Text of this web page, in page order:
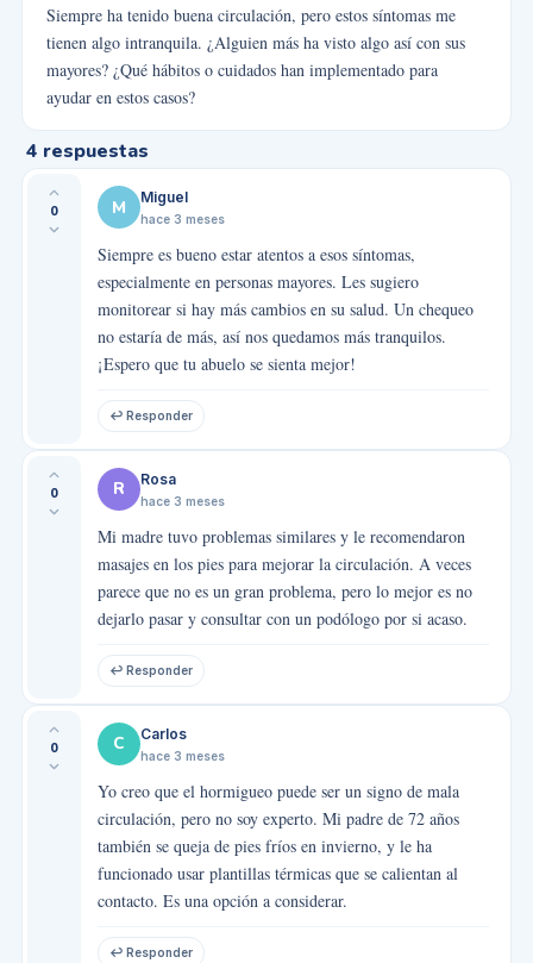
Siempre ha tenido buena circulación, pero estos síntomas me
tienen algo intranquila. ¿Alguien más ha visto algo así con sus
mayores? ¿Qué hábitos o cuidados han implementado para
ayudar en estos casos?
4 respuestas
0 M Miguel
hace 3 meses
Siempre es bueno estar atentos a esos síntomas,
especialmente en personas mayores. Les sugiero
monitorear si hay más cambios en su salud. Un chequeo
no estaría de más, así nos quedamos más tranquilos.
¡Espero que tu abuelo se sienta mejor!
↩ Responder
0 R Rosa
hace 3 meses
Mi madre tuvo problemas similares y le recomendaron
masajes en los pies para mejorar la circulación. A veces
parece que no es un gran problema, pero lo mejor es no
dejarlo pasar y consultar con un podólogo por si acaso.
↩ Responder
0 C Carlos
hace 3 meses
Yo creo que el hormigueo puede ser un signo de mala
circulación, pero no soy experto. Mi padre de 72 años
también se queja de pies fríos en invierno, y le ha
funcionado usar plantillas térmicas que se calientan al
contacto. Es una opción a considerar.
↩ Responder